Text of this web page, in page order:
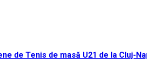
de Tenis de masă U21 de la Cluj-